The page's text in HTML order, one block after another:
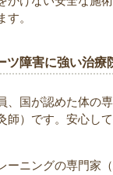
す。
ツ障害に強い治療
、国が認めた体の
師）です。安心し
ーニングの専門家